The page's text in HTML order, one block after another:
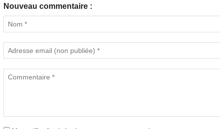
Nouveau commentaire :